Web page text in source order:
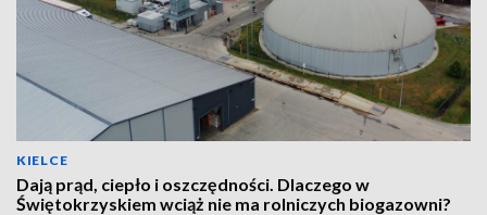
KIELCE
Dają prąd, ciepło i oszczędności. Dlaczego w
Świętokrzyskiem wciąż nie ma rolniczych biogazowni?